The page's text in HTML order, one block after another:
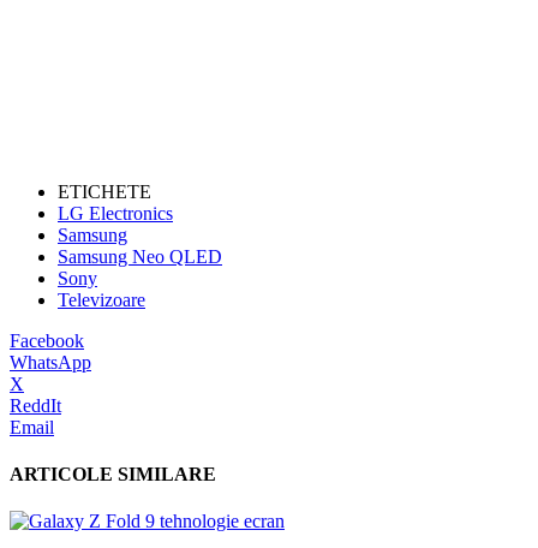
ETICHETE
LG Electronics
Samsung
Samsung Neo QLED
Sony
Televizoare
Facebook
WhatsApp
X
ReddIt
Email
ARTICOLE SIMILARE